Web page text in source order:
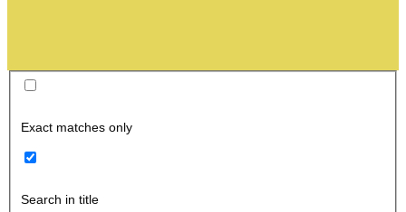
Exact matches only
Search in title